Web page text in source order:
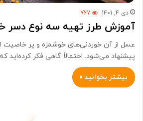
دی 4, 1401 767
آموزش طرز تهیه سه نوع دسر
عسل از آن خوردنی‌های خوشمزه و پر
پیشنهاد می‌شود. احتمالاً گاهی فکر
بیشتر بخوانید »